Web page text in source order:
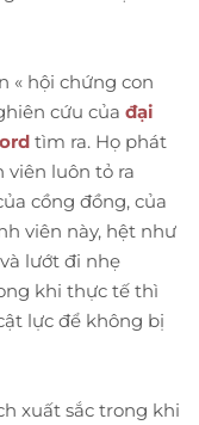
« hội chứng con
cứu của đại
tìm ra. Họ phát
viên luôn tỏ ra
cồng đồng, của
viên này, hệt như
lướt đi nhẹ
khi thực tế thì
lực để không bị
xuất sắc trong khi